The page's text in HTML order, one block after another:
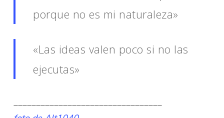
porque no es mi naturaleza»
«Las ideas valen poco si no las
ejecutas»
_________________________________